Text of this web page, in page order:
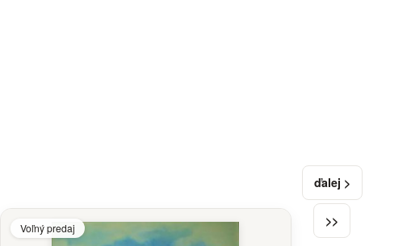
ďalej >
>>
Voľný predaj